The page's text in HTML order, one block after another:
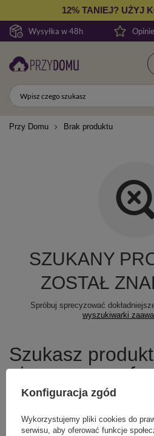
Wysyłka w 48h
12% TANIEJ? UŻYJ
Przy Domu Brak produktu
SZUKANY
ZOSTAŁ
Spróbuj sprecyzować
wyszukiwarki
Szukasz
nie mamy w
Jeśli nie znalazłeś w naszej ofercie
przesłać nam opis szukanego
byćzalogowany.
Konfiguracja zgód
Wykorzystujemy pliki cookies do
serwisu, aby oferować funkcje